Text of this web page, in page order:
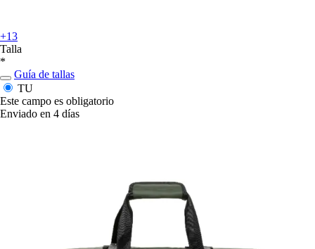
+13
Talla
*
Guía de tallas
TU
Este campo es obligatorio
Enviado en 4 días